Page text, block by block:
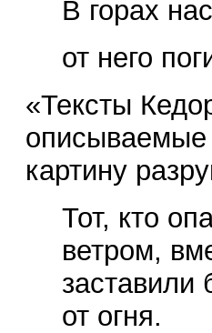
В горах
от него
«Тексты
картину
Тот, кто
ветром,
заставили
от огня.